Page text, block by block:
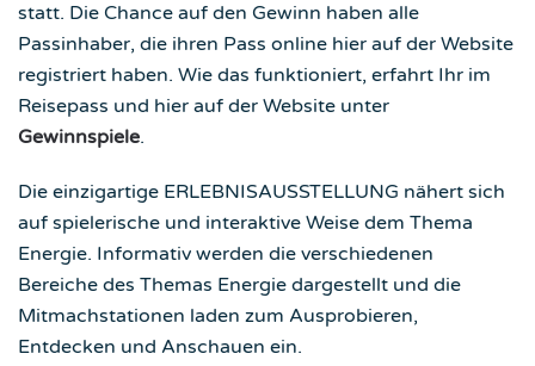
statt. Die Chance auf den Gewinn haben alle
Passinhaber, die ihren Pass online hier auf der Website
registriert haben. Wie das funktioniert, erfahrt Ihr im
Reisepass und hier auf der Website unter
Gewinnspiele.
Die einzigartige ERLEBNISAUSSTELLUNG nähert sich
auf spielerische und interaktive Weise dem Thema
Energie. Informativ werden die verschiedenen
Bereiche des Themas Energie dargestellt und die
Mitmachstationen laden zum Ausprobieren,
Entdecken und Anschauen ein.